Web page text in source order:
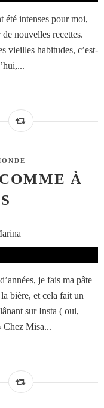
été intenses pour moi,
nouvelles recettes.
vieilles habitudes, c’est-
À
je fais ma pâte
bière, et cela fait un
sur Insta ( oui,
Chez Misa...